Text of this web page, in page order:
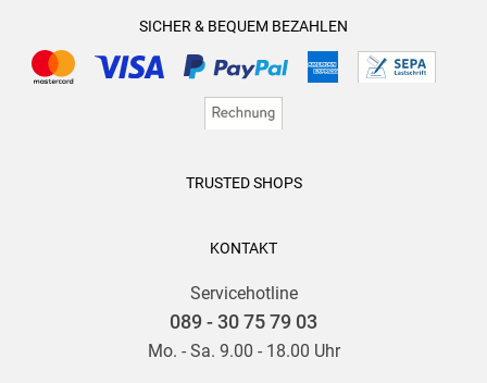
SICHER & BEQUEM BEZAHLEN
TRUSTED SHOPS
KONTAKT
Servicehotline
089 - 30 75 79 03
Mo. - Sa. 9.00 - 18.00 Uhr